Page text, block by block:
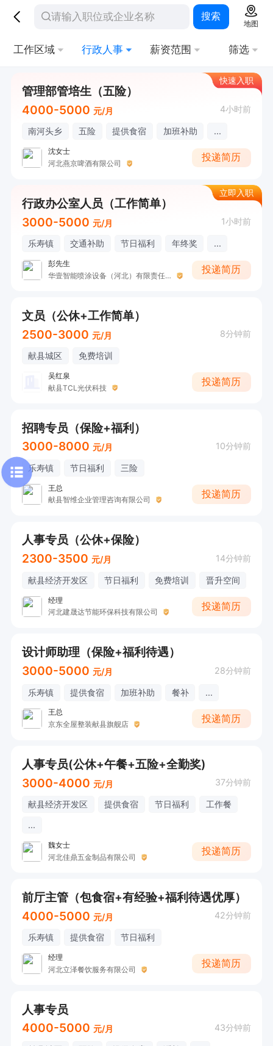
搜索
地图
工作区域 行政人事 薪资范围 筛选
快速入职
管理部管培生（五险）
4000-5000 元/月 4小时前
南河头乡 五险 提供食宿 加班补助 ...
沈女士
河北燕京啤酒有限公司
投递简历
立即入职
行政办公室人员（工作简单）
3000-5000 元/月 1小时前
乐寿镇 交通补助 节日福利 年终奖 ...
彭先生
华壹智能喷涂设备（河北）有限责任公司
投递简历
文员（公休+工作简单）
2500-3000 元/月 8分钟前
献县城区 免费培训
吴红泉
献县TCL光伏科技
投递简历
招聘专员（保险+福利）
3000-8000 元/月 10分钟前
乐寿镇 节日福利 三险
王总
献县智维企业管理咨询有限公司
投递简历
人事专员（公休+保险）
2300-3500 元/月 14分钟前
献县经济开发区 节日福利 免费培训 晋升空间
经理
河北建晟达节能环保科技有限公司
投递简历
设计师助理（保险+福利待遇）
3000-5000 元/月 28分钟前
乐寿镇 提供食宿 加班补助 餐补 ...
王总
京东全屋整装献县旗舰店
投递简历
人事专员(公休+午餐+五险+全勤奖)
3000-4000 元/月 37分钟前
献县经济开发区 提供食宿 节日福利
工作餐
...
魏女士
河北佳鼎五金制品有限公司
投递简历
前厅主管（包食宿+有经验+福利待遇优厚）
4000-5000 元/月 42分钟前
乐寿镇 提供食宿 节日福利
经理
河北立泽餐饮服务有限公司
投递简历
人事专员
4000-5000 元/月 43分钟前